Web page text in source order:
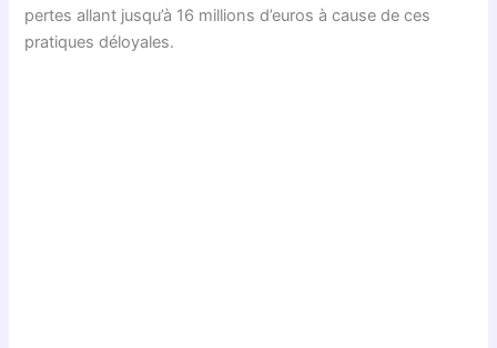
pertes allant jusqu’à 16 millions d’euros à cause de ces
pratiques déloyales.